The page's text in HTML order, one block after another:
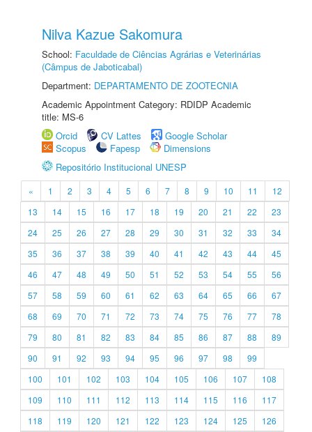
Nilva Kazue Sakomura
School: Faculdade de Ciências Agrárias e Veterinárias
(Câmpus de Jaboticabal)
Department: DEPARTAMENTO DE ZOOTECNIA
Academic Appointment Category: RDIDP Academic
title: MS-6
Orcid
CV Lattes
Google Scholar
Scopus
Fapesp
Dimensions
Repositório Institucional UNESP
« 1 2 3 4 5 6 7 8 9 10 11
12
13
14 15 16 17 18 19 20 21 22
23
24
25 26 27 28 29 30 31 32 33
34
35
36 37 38 39 40 41 42 43 44
45
46
47 48 49 50 51 52 53 54 55
56
57
58 59 60 61 62 63 64 65 66
67
68
69 70 71 72 73 74 75 76 77
78
79
80 81 82 83 84 85 86 87 88
89
90
91 92 93 94 95 96 97 98
99
100
101 102 103 104 105 106 107
108
109
110 111 112 113 114 115 116
117
118
119 120 121 122 123 124 125
126